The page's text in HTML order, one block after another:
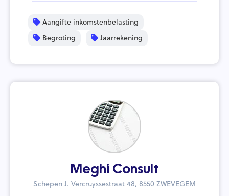
Aangifte inkomstenbelasting
Begroting
Jaarrekening
Meghi Consult
Schepen J. Vercruyssestraat 48, 8550 ZWEVEGEM